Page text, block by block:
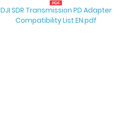
DJI SDR Transmission PD Adapter
Compatibility List EN.pdf